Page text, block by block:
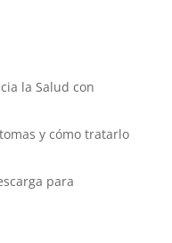
la Salud con
y cómo tratarlo
para